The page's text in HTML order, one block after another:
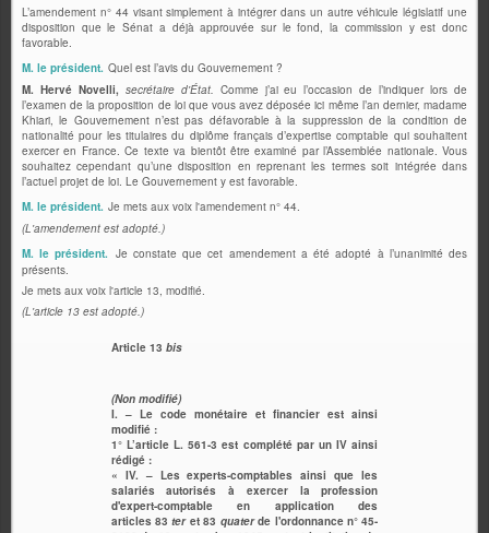
L’amendement n° 44 visant simplement à intégrer dans un autre véhicule législatif une
disposition que le Sénat a déjà approuvée sur le fond, la commission y est donc
favorable.
M. le président. Quel est l’avis du Gouvernement ?
M. Hervé Novelli, secrétaire d'État. Comme j’ai eu l’occasion de l’indiquer lors de
l’examen de la proposition de loi que vous avez déposée ici même l’an dernier, madame
Khiari, le Gouvernement n’est pas défavorable à la suppression de la condition de
nationalité pour les titulaires du diplôme français d’expertise comptable qui souhaitent
exercer en France. Ce texte va bientôt être examiné par l’Assemblée nationale. Vous
souhaitez cependant qu’une disposition en reprenant les termes soit intégrée dans
l’actuel projet de loi. Le Gouvernement y est favorable.
M. le président. Je mets aux voix l'amendement n° 44.
(L'amendement est adopté.)
M. le président. Je constate que cet amendement a été adopté à l’unanimité des
présents.
Je mets aux voix l'article 13, modifié.
(L'article 13 est adopté.)
Article 13 bis
(Non modifié)
I. – Le code monétaire et financier est ainsi
modifié :
1° L’article L. 561-3 est complété par un IV ainsi
rédigé :
« IV. – Les experts-comptables ainsi que les
salariés autorisés à exercer la profession
d'expert-comptable en application des
articles 83teret 83 quaterde l'ordonnance n° 45-